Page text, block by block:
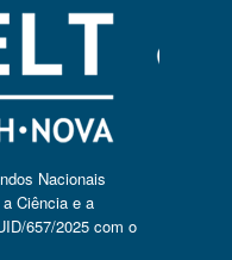
Nacionais
Ciência e a
657/2025 com o